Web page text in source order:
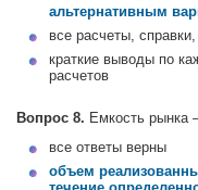
альтернативным
все расчеты,
краткие выводы по
расчетов
Вопрос 8. Емкость рынка
все ответы верны
объем